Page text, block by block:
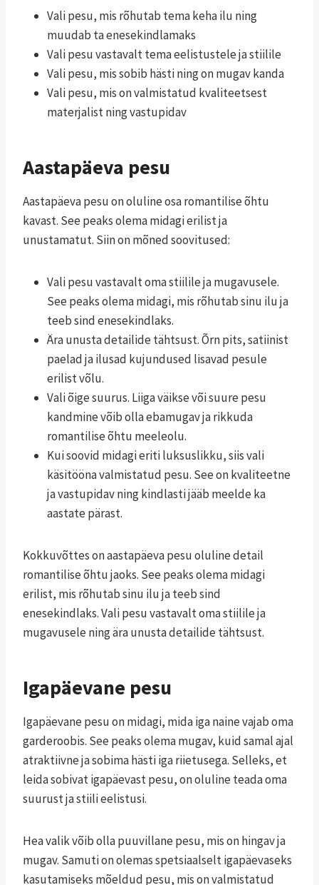
Vali pesu, mis rõhutab tema keha ilu ning
muudab ta enesekindlamaks
Vali pesu vastavalt tema eelistustele ja stiilile
Vali pesu, mis sobib hästi ning on mugav kanda
Vali pesu, mis on valmistatud kvaliteetsest
materjalist ning vastupidav
Aastapäeva pesu
Aastapäeva pesu on oluline osa romantilise õhtu
kavast. See peaks olema midagi erilist ja
unustamatut. Siin on mõned soovitused:
Vali pesu vastavalt oma stiilile ja mugavusele.
See peaks olema midagi, mis rõhutab sinu ilu ja
teeb sind enesekindlaks.
Ära unusta detailide tähtsust. Õrn pits, satiinist
paelad ja ilusad kujundused lisavad pesule
erilist võlu.
Vali õige suurus. Liiga väikse või suure pesu
kandmine võib olla ebamugav ja rikkuda
romantilise õhtu meeleolu.
Kui soovid midagi eriti luksuslikku, siis vali
käsitööna valmistatud pesu. See on kvaliteetne
ja vastupidav ning kindlasti jääb meelde ka
aastate pärast.
Kokkuvõttes on aastapäeva pesu oluline detail
romantilise õhtu jaoks. See peaks olema midagi
erilist, mis rõhutab sinu ilu ja teeb sind
enesekindlaks. Vali pesu vastavalt oma stiilile ja
mugavusele ning ära unusta detailide tähtsust.
Igapäevane pesu
Igapäevane pesu on midagi, mida iga naine vajab oma
garderoobis. See peaks olema mugav, kuid samal ajal
atraktiivne ja sobima hästi iga riietusega. Selleks, et
leida sobivat igapäevast pesu, on oluline teada oma
suurust ja stiili eelistusi.
Hea valik võib olla puuvillane pesu, mis on hingav ja
mugav. Samuti on olemas spetsiaalselt igapäevaseks
kasutamiseks mõeldud pesu, mis on valmistatud